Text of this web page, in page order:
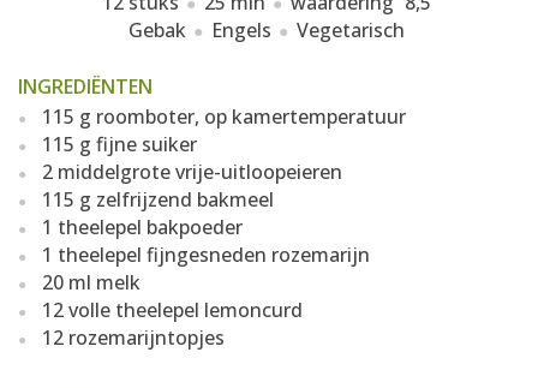
Gebak
Engels Vegetarisch
INGREDIËNTEN
115 g roomboter, op kamertemperatuur
115 g fijne suiker
2 middelgrote vrije-uitloopeieren
115 g zelfrijzend bakmeel
1 theelepel bakpoeder
1 theelepel fijngesneden rozemarijn
20 ml melk
12 volle theelepel lemoncurd
12 rozemarijntopjes